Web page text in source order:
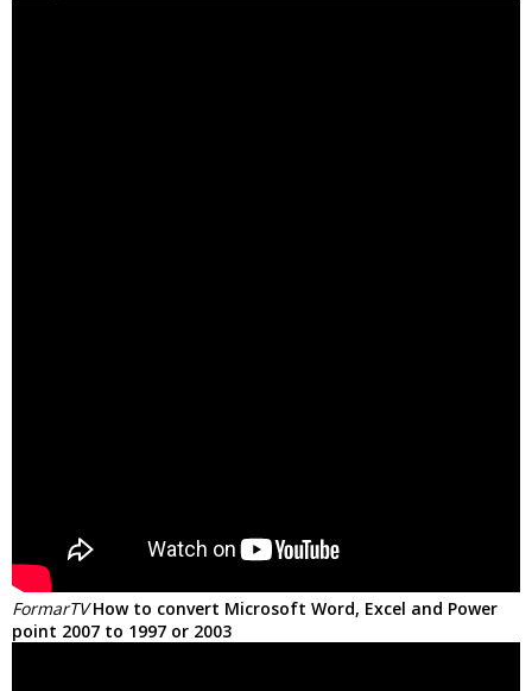
FormarTV How to convert Microsoft Word, Excel and Power
point 2007 to 1997 or 2003